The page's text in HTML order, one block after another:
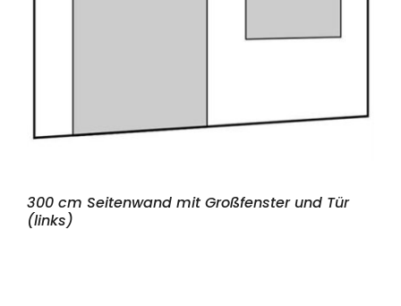
300 cm Seitenwand mit Großfenster und Tür
(links)